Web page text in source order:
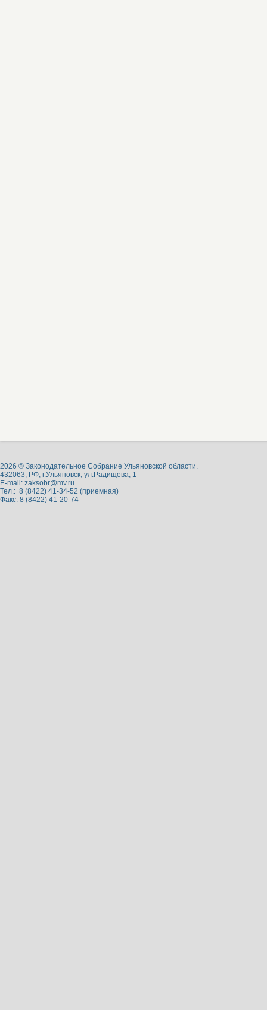
2026 © Законодательное Собрание Ульяновской области.
432063, РФ, г.Ульяновск, ул.Радищева, 1
E-mail: zaksobr@mv.ru
Тел.: 8 (8422) 41-34-52 (приемная)
Факс: 8 (8422) 41-20-74